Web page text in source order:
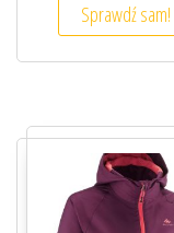
Sprawdź sam!